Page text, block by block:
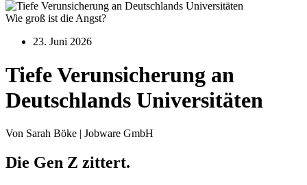
Wie groß ist die Angst?
23. Juni 2026
Tiefe Verunsicherung an
Deutschlands Universitäten
Von Sarah Böke | Jobware GmbH
Die Gen Z zittert.